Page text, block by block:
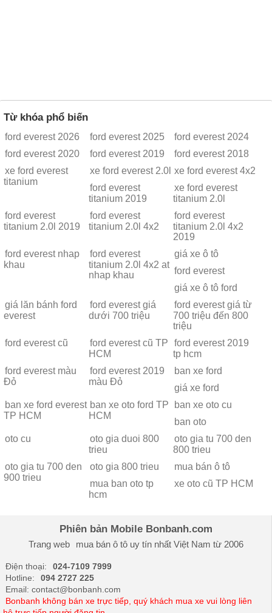
Từ khóa phổ biến
ford everest 2026 ford everest 2025
ford everest 2024
ford everest 2020
ford everest 2019
ford everest 2018
xe ford everest
titanium
xe ford everest 2.0l xe ford everest 4x2
ford everest
titanium 2019
xe ford everest
titanium 2.0l
ford everest
titanium 2.0l 2019
ford everest
titanium 2.0l 4x2
ford everest
titanium 2.0l 4x2
2019
ford everest nhap
khau
ford everest
titanium 2.0l 4x2 at
nhap khau
giá xe ô tô
ford everest
giá xe ô tô ford
giá lăn bánh ford
everest
ford everest giá
dưới 700 triệu
ford everest giá từ
700 triệu đến 800
triệu
ford everest cũ
ford everest cũ TP
HCM
ford everest 2019
tp hcm
ford everest màu
Đỏ
ford everest 2019
màu Đỏ
ban xe ford
giá xe ford
ban xe ford everest
TP HCM
ban xe oto ford TP
HCM
ban xe oto cu
ban oto
oto cu
oto gia duoi 800
trieu
oto gia tu 700 den
800 trieu
oto gia tu 700 den
900 trieu
oto gia 800 trieu
mua bán ô tô
mua ban oto tp
hcm
xe oto cũ TP HCM
Phiên bản Mobile Bonbanh.com
Trang web mua bán ô tôuy tín nhất Việt Nam từ 2006
Điện thoại:
024-7109 7999
Hotline:
094 2727 225
Email: contact@bonbanh.com
Bonbanh không bán xe trực tiếp, quý khách mua xe vui lòng liên